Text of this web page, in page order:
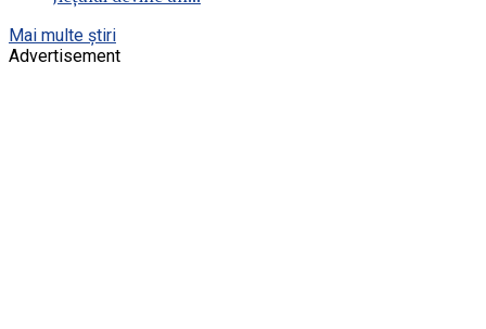
Mai multe știri
Advertisement